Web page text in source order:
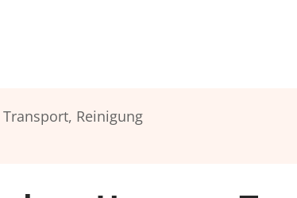
Transport, Reinigung